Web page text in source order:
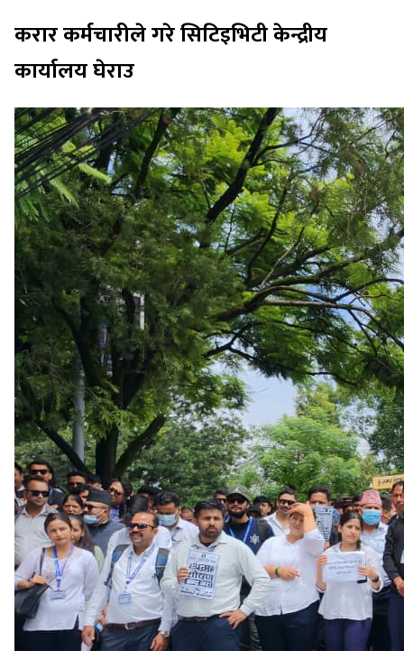
करार कर्मचारीले गरे सिटिइभिटी केन्द्रीय
कार्यालय घेराउ